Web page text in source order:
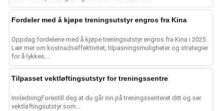
Fordeler med å kjøpe treningsutstyr engros fra Kina
Oppdag fordelene med å kjøpe treningsutstyr engros fra Kina i 2025.
Lær mer om kostnadseffektivitet, tilpasningsmuligheter og strategier
for å lykkes....
Tilpasset vektløftingsutstyr for treningssentre
InnledningForestill deg at du går inn på treningssenteret ditt og ser
vektløftingsutstyr som...